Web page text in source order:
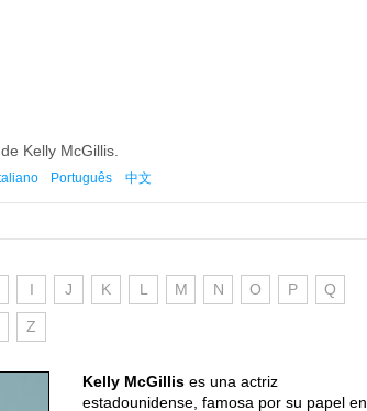
Kelly McGillis.
Português 中文
I J K L M N O P Q
Z
Kelly McGillis es una actriz
estadounidense, famosa por su papel en